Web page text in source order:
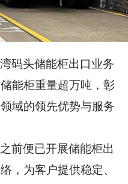
码头储能柜出口业务
能柜重量超万吨，彰
域的领先优势与服务
前便已开展储能柜出
，为客户提供稳定、